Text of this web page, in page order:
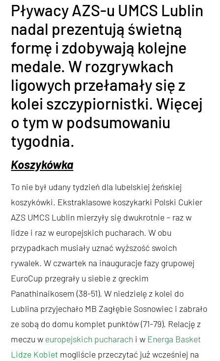
Pływacy AZS-u UMCS Lublin
nadal prezentują świetną
formę i zdobywają kolejne
medale. W rozgrywkach
ligowych przełamały się z
kolei szczypiornistki. Więcej
o tym w podsumowaniu
tygodnia.
Koszykówka
To nie był udany tydzień dla lubelskiej żeńskiej
koszykówki. Ekstraklasowe koszykarki Polski Cukier
AZS UMCS Lublin mierzyły się dwukrotnie – raz w
lidze i raz w europejskich pucharach. W obu
przypadkach musiały uznać wyższość swoich
rywalek. W czwartek na inauguracje fazy grupowej
EuroCup przegrały u siebie z greckim
Panathinaikosem (38-51). W niedzielę z kolei do
Lublina przyjechało MB Zagłębie Sosnowiec i zabrało
ze sobą do domu komplet punktów (71-79). Relację z
meczu w europejskich pucharach i w Energa Basket
Lidze Kobiet mogliście przeczytać już wcześniej na